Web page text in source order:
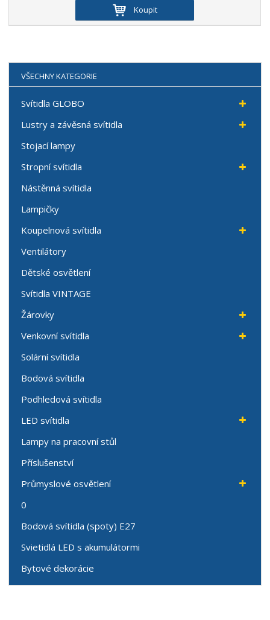
Koupit
VŠECHNY KATEGORIE
Svítidla GLOBO
Lustry a závěsná svítidla
Stojací lampy
Stropní svítidla
Nástěnná svítidla
Lampičky
Koupelnová svítidla
Ventilátory
Dětské osvětlení
Svítidla VINTAGE
Žárovky
Venkovní svítidla
Solární svítidla
Bodová svítidla
Podhledová svítidla
LED svítidla
Lampy na pracovní stůl
Příslušenství
Průmyslové osvětlení
0
Bodová svítidla (spoty) E27
Svietidlá LED s akumulátormi
Bytové dekorácie